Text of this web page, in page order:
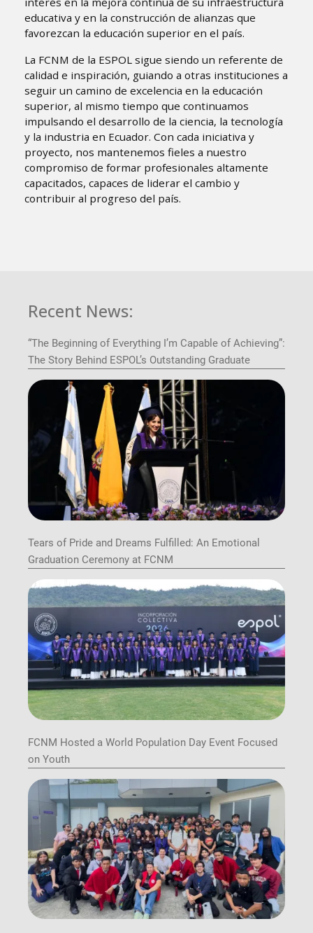
educativa y en la construcción de alianzas que
favorezcan la educación superior en el país.
La FCNM de la ESPOL sigue siendo un referente de
calidad e inspiración, guiando a otras instituciones a
seguir un camino de excelencia en la educación
superior, al mismo tiempo que continuamos
impulsando el desarrollo de la ciencia, la tecnología
y la industria en Ecuador. Con cada iniciativa y
proyecto, nos mantenemos fieles a nuestro
compromiso de formar profesionales altamente
capacitados, capaces de liderar el cambio y
contribuir al progreso del país.
Recent News:
“The Beginning of Everything I’m Capable of Achieving”:
The Story Behind ESPOL’s Outstanding Graduate
Tears of Pride and Dreams Fulfilled: An Emotional
Graduation Ceremony at FCNM
FCNM Hosted a World Population Day Event Focused
on Youth